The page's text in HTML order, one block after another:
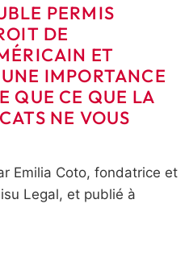
PERMIS
DE
ET
IMPORTANCE
QUE CE QUE LA
NE VOUS
Emilia Coto, fondatrice et
Legal, et publié à